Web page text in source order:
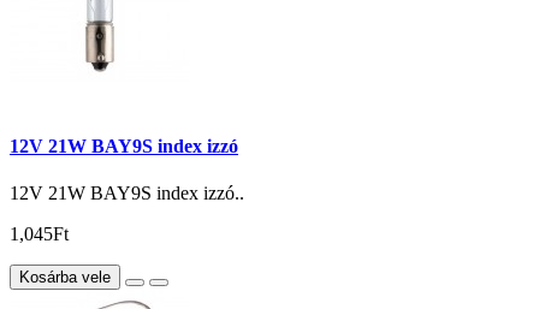
12V 21W BAY9S index izzó
12V 21W BAY9S index izzó..
1,045Ft
Kosárba vele